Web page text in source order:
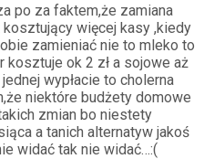
po za faktem,że zamiana
więcej kasy ,kiedy
zamieniać nie to mleko to
ok 2 zł a sojowe aż
wypłacie to cholerna
niektóre budżety domowe
zmian bo niestety
a tanich alternatyw jakoś
widać tak nie widać…:(